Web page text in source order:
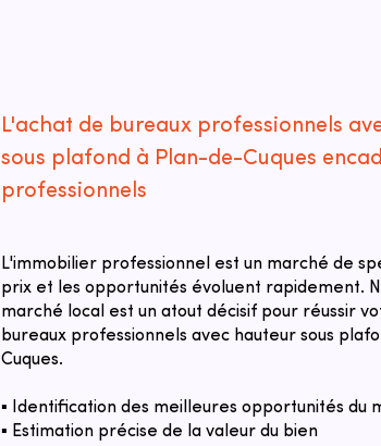
L'achat de bureaux professionnels
sous plafond à Plan-de-Cuques
professionnels
L'immobilier professionnel est un marché de
prix et les opportunités évoluent rapidement.
marché local est un atout décisif pour réussir
bureaux professionnels avec hauteur sous
Cuques.
▪ Identification des meilleures opportunités du
▪ Estimation précise de la valeur du bien